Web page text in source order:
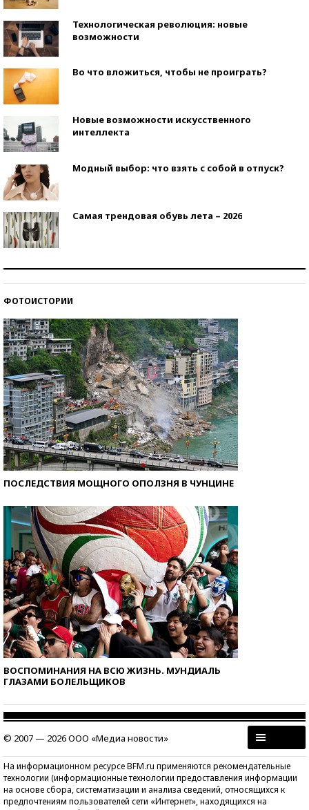
Технологическая революция: новые
возможности
Во что вложиться, чтобы не проиграть?
Новые возможности искусственного
интеллекта
Модный выбор: что взять с собой в отпуск?
Самая трендовая обувь лета – 2026
ФОТОИСТОРИИ
ПОСЛЕДСТВИЯ МОЩНОГО ОПОЛЗНЯ В ЧУНЦИНЕ
ВОСПОМИНАНИЯ НА ВСЮ ЖИЗНЬ. МУНДИАЛЬ
ГЛАЗАМИ БОЛЕЛЬЩИКОВ
© 2007 — 2026 ООО «Медиа новости»
На информационном ресурсе BFM.ru применяются рекомендательные
технологии (информационные технологии предоставления информации
на основе сбора, систематизации и анализа сведений, относящихся к
предпочтениям пользователей сети «Интернет», находящихся на